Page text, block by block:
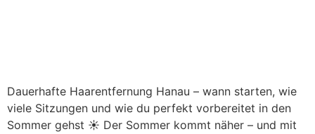
Dauerhafte Haarentfernung Hanau – wann starten, wie
viele Sitzungen und wie du perfekt vorbereitet in den
Sommer gehst ☀️ Der Sommer kommt näher – und mit